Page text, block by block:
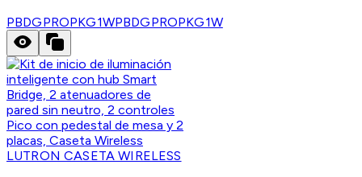
PBDGPROPKG1WPBDGPROPKG1W
LUTRON CASETA WIRELESS